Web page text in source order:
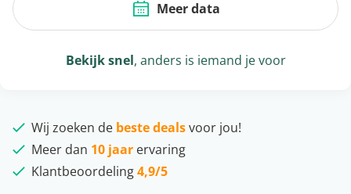
Meer data
Bekijk snel, anders is iemand je voor
Wij zoeken de beste dealsvoor jou!
Meer dan 10 jaar ervaring
Klantbeoordeling4,9/5